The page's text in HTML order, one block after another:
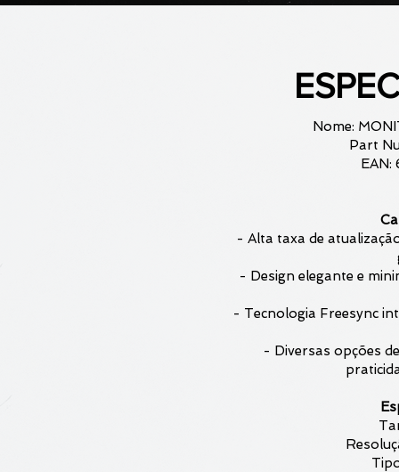
Nome:
Part
EAN:
- Alta taxa de
- Design elegante e
- Tecnologia Freesync
- Diversas opções